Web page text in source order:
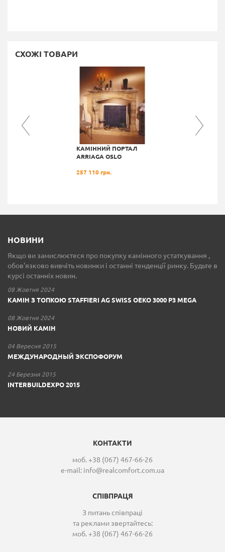
СХОЖІ ТОВАРИ
КАМІННИЙ ПОРТАЛ
ARRIAGA OSLO
257 110 грн.
НОВИНИ
Якщо ви замислюєтеся про покупку камінного устаткування ,
обов'язково вивчіть новинки і останні тенденції ринку. Будьте в
курсі останніх новин.
08 Жовтня 2024
КАМІН З ТОПКОЮ STAFFIERI AG SWISS OEKO 3000 P3 MEGA
08 Жовтня 2024
НОВИЙ КАМІН
04 Вересня 2015
МЕЖДУНАРОДНЫЙ ЭКСПОФОРУМ
24 Березня 2015
INTERBUILDEXPO 2015
КОНТАКТИ
моб. +38 (067) 467-66-26
e-mail: info@realcomfort.com.ua
СПІВПРАЦЯ
З питань співпраці
та реклами звертайтесь:
моб. +38 (067) 467-66-26